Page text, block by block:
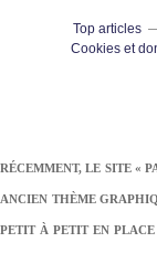
RÉCEMMENT, LE SITE «
ANCIEN THÈME
PETIT À PETIT EN
Top articles
Cookies et